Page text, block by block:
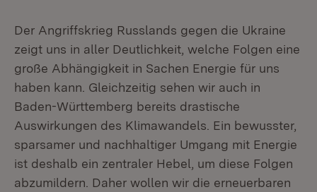
Der Angriffskrieg Russlands gegen die Ukraine
zeigt uns in aller Deutlichkeit, welche Folgen eine
große Abhängigkeit in Sachen Energie für uns
haben kann. Gleichzeitig sehen wir auch in
Baden-Württemberg bereits drastische
Auswirkungen des Klimawandels. Ein bewusster,
sparsamer und nachhaltiger Umgang mit Energie
ist deshalb ein zentraler Hebel, um diese Folgen
abzumildern. Daher wollen wir die erneuerbaren